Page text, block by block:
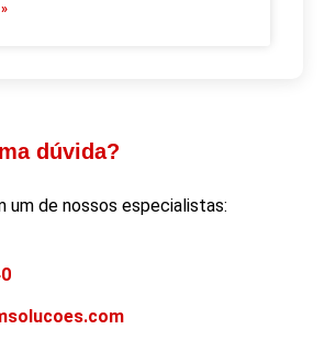
dúvida?
um de nossos especialistas: